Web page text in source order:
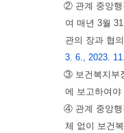
② 관계 중앙행
여 매년 3월
관의 장과 협
3. 6., 2023.
③ 보건복지부
에 보고하여야
④ 관계 중앙행
체 없이 보건